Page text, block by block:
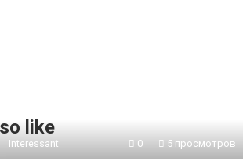
like
Interessant 0 5 просмотров